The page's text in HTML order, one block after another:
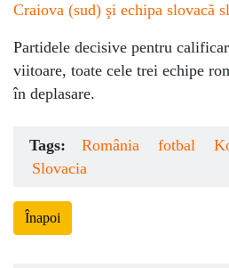
Craiova (sud) şi echipa slovacă
Partidele decisive pentru
viitoare, toate cele trei echipe
în deplasare.
Tags: România fotbal
Slovacia
Înapoi